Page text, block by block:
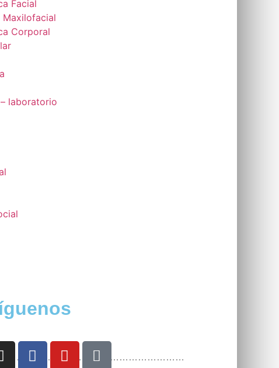
Facial
Maxilofacial
Corporal
laboratorio